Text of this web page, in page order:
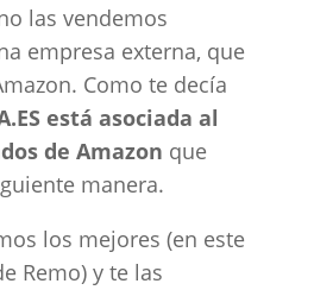
las vendemos
empresa externa, que
Como te decía
está asociada al
de Amazon que
manera.
los mejores (en este
Remo) y te las